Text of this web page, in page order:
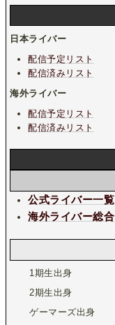
日本ライバー
配信予定リスト
配信済みリスト
海外ライバー
配信予定リスト
配信済みリスト
公式ライバー一覧
海外ライバー総合
1期生出身
2期生出身
ゲーマーズ出身